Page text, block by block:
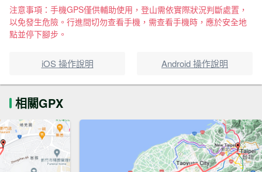
注意事項：手機GPS僅供輔助使用，登山需依實際狀況判斷處置，
以免發生危險。行進間切勿查看手機，需查看手機時，應於安全地
點並停下腳步。
iOS 操作說明 Android 操作說明
相關GPX